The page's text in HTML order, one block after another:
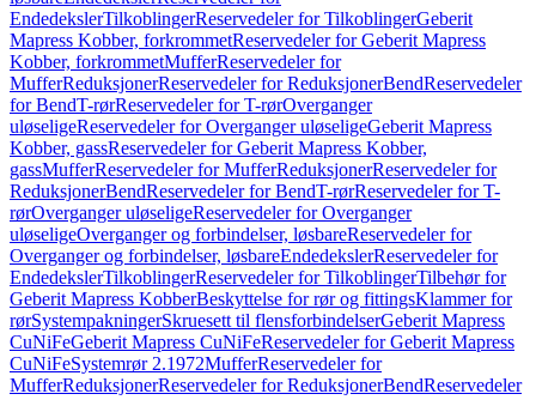
EndedekslerTilkoblingerReservedeler for TilkoblingerGeberit
Mapress Kobber, forkrommetReservedeler for Geberit Mapress
Kobber, forkrommetMufferReservedeler for
MufferReduksjonerReservedeler for ReduksjonerBendReservedeler
for BendT-rørReservedeler for T-rørOverganger
uløseligeReservedeler for Overganger uløseligeGeberit Mapress
Kobber, gassReservedeler for Geberit Mapress Kobber,
gassMufferReservedeler for MufferReduksjonerReservedeler for
ReduksjonerBendReservedeler for BendT-rørReservedeler for T-
rørOverganger uløseligeReservedeler for Overganger
uløseligeOverganger og forbindelser, løsbareReservedeler for
Overganger og forbindelser, løsbareEndedekslerReservedeler for
EndedekslerTilkoblingerReservedeler for TilkoblingerTilbehør for
Geberit Mapress KobberBeskyttelse for rør og fittingsKlammer for
rørSystempakningerSkruesett til flensforbindelserGeberit Mapress
CuNiFeGeberit Mapress CuNiFeReservedeler for Geberit Mapress
CuNiFeSystemrør 2.1972MufferReservedeler for
MufferReduksjonerReservedeler for ReduksjonerBendReservedeler